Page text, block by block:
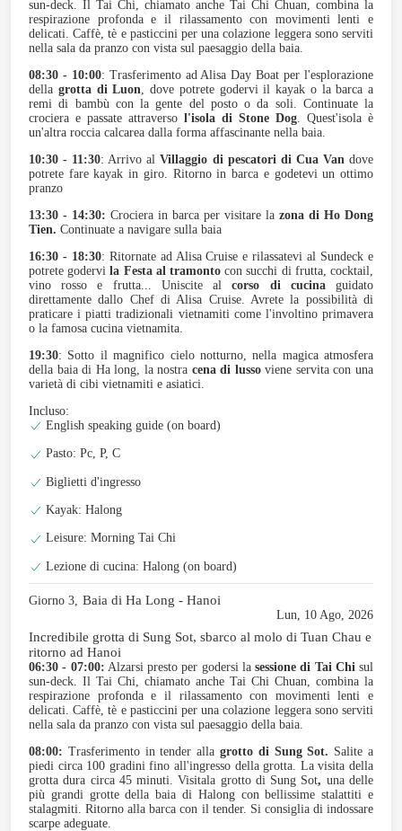
sun-deck. Il Tai Chi, chiamato anche Tai Chi Chuan, combina la
respirazione profonda e il rilassamento con movimenti lenti e
delicati. Caffè, tè e pasticcini per una colazione leggera sono serviti
nella sala da pranzo con vista sul paesaggio della baia.
08:30 - 10:00: Trasferimento ad Alisa Day Boat per l'esplorazione
della grotta di Luon, dove potrete godervi il kayak o la barca a
remi di bambù con la gente del posto o da soli. Continuate la
crociera e passate attraverso l'isola di Stone Dog. Quest'isola è
un'altra roccia calcarea dalla forma affascinante nella baia.
10:30 - 11:30: Arrivo alVillaggio di pescatori di Cua Vandove
potrete fare kayak in giro. Ritorno in barca e godetevi un ottimo
pranzo
13:30 - 14:30: Crociera in barca per visitare la zona di Ho Dong
Tien. Continuate a navigare sulla baia
16:30 - 18:30: Ritornate ad Alisa Cruise e rilassatevi al Sundeck e
potrete godervila Festa al tramonto con succhi di frutta, cocktail,
vino rosso e frutta... Uniscite alcorso di cucinaguidato
direttamente dallo Chef di Alisa Cruise. Avrete la possibilità di
praticare i piatti tradizionali vietnamiti come l'involtino primavera
o la famosa cucina vietnamita.
19:30: Sotto il magnifico cielo notturno, nella magica atmosfera
della baia di Ha long, la nostra cena di lussoviene servita con una
varietà di cibi vietnamiti e asiatici.
Incluso:
English speaking guide (on board)
Pasto: Pc, P, C
Biglietti d'ingresso
Kayak: Halong
Leisure: Morning Tai Chi
Lezione di cucina: Halong (on board)
Giorno 3, Baia di Ha Long - Hanoi
Lun, 10 Ago, 2026
Incredibile grotta di Sung Sot, sbarco al molo di Tuan Chau e
ritorno ad Hanoi
06:30 - 07:00: Alzarsi presto per godersi la sessione di Tai Chi sul
sun-deck. Il Tai Chi, chiamato anche Tai Chi Chuan, combina la
respirazione profonda e il rilassamento con movimenti lenti e
delicati. Caffè, tè e pasticcini per una colazione leggera sono serviti
nella sala da pranzo con vista sul paesaggio della baia.
08:00: Trasferimento in tender alla grotto di Sung Sot. Salite a
piedi circa 100 gradini fino all'ingresso della grotta. La visita della
grotta dura circa 45 minuti. Visitala grotto di Sung Sot, una delle
più grandi grotte della baia di Halong con bellissime stalattiti e
stalagmiti. Ritorno alla barca con il tender. Si consiglia di indossare
scarpe adeguate.